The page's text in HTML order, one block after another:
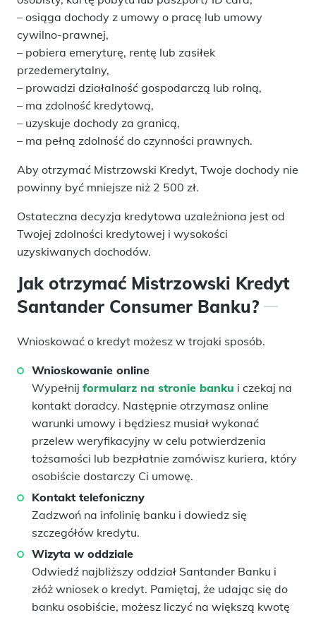
– osiąga dochody z umowy o pracę lub umowy
cywilno-prawnej,
– pobiera emeryturę, rentę lub zasiłek
przedemerytalny,
– prowadzi działalność gospodarczą lub rolną,
– ma zdolność kredytową,
– uzyskuje dochody za granicą,
– ma pełną zdolność do czynności prawnych.
Aby otrzymać Mistrzowski Kredyt, Twoje dochody nie
powinny być mniejsze niż 2 500 zł.
Ostateczna decyzja kredytowa uzależniona jest od
Twojej zdolności kredytowej i wysokości
uzyskiwanych dochodów.
Jak otrzymać Mistrzowski Kredyt
Santander Consumer Banku?
Wnioskować o kredyt możesz w trojaki sposób.
Wnioskowanie online
Wypełnij formularz na stronie banku i czekaj na
kontakt doradcy. Następnie otrzymasz online
warunki umowy i będziesz musiał wykonać
przelew weryfikacyjny w celu potwierdzenia
tożsamości lub bezpłatnie zamówisz kuriera, który
osobiście dostarczy Ci umowę.
Kontakt telefoniczny
Zadzwoń na infolinię banku i dowiedz się
szczegółów kredytu.
Wizyta w oddziale
Odwiedź najbliższy oddział Santander Banku i
złóż wniosek o kredyt. Pamiętaj, że udając się do
banku osobiście, możesz liczyć na większą kwotę